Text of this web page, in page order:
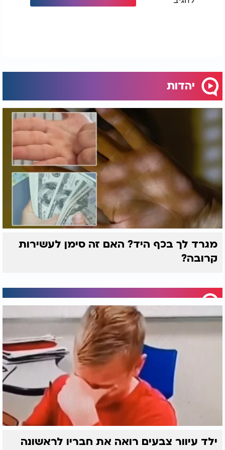
יהדות
מגרד לך בכף היד? האם זה סימן לעשירות
קרובה?
ילד עיוור צבעים רואה את חבריו לראשונה